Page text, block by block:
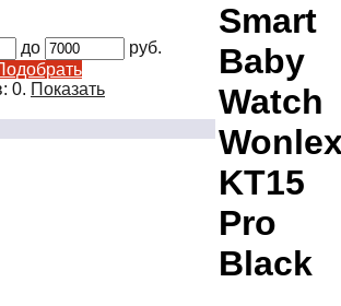
до
руб.
0. Показать
Smart
Baby
Watch
KT15
Pro
Black